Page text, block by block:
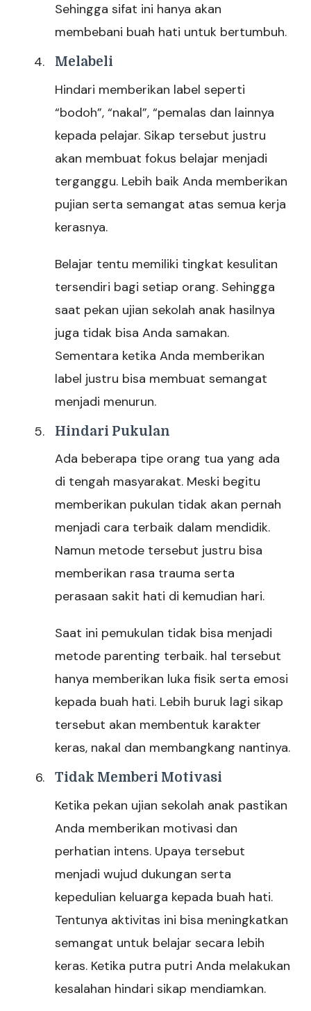
Sehingga sifat ini hanya akan
membebani buah hati untuk bertumbuh.
Melabeli
Hindari memberikan label seperti
“bodoh”, “nakal”, “pemalas dan lainnya
kepada pelajar. Sikap tersebut justru
akan membuat fokus belajar menjadi
terganggu. Lebih baik Anda memberikan
pujian serta semangat atas semua kerja
kerasnya.
Belajar tentu memiliki tingkat kesulitan
tersendiri bagi setiap orang. Sehingga
saat pekan ujian sekolah anak hasilnya
juga tidak bisa Anda samakan.
Sementara ketika Anda memberikan
label justru bisa membuat semangat
menjadi menurun.
Hindari Pukulan
Ada beberapa tipe orang tua yang ada
di tengah masyarakat. Meski begitu
memberikan pukulan tidak akan pernah
menjadi cara terbaik dalam mendidik.
Namun metode tersebut justru bisa
memberikan rasa trauma serta
perasaan sakit hati di kemudian hari.
Saat ini pemukulan tidak bisa menjadi
metode parenting terbaik. hal tersebut
hanya memberikan luka fisik serta emosi
kepada buah hati. Lebih buruk lagi sikap
tersebut akan membentuk karakter
keras, nakal dan membangkang nantinya.
Tidak Memberi Motivasi
Ketika pekan ujian sekolah anak pastikan
Anda memberikan motivasi dan
perhatian intens. Upaya tersebut
menjadi wujud dukungan serta
kepedulian keluarga kepada buah hati.
Tentunya aktivitas ini bisa meningkatkan
semangat untuk belajar secara lebih
keras. Ketika putra putri Anda melakukan
kesalahan hindari sikap mendiamkan.